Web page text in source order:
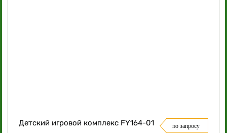
Детский игровой комплекс FY164-01 по запросу